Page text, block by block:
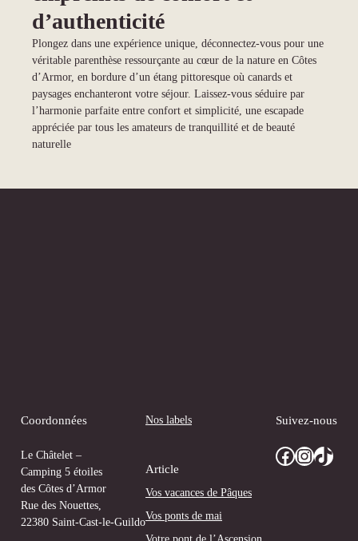
d’authenticité
Plongez dans une expérience unique, déconnectez-vous pour une
véritable parenthèse ressourçante au cœur de la nature en Côtes
d’Armor, en bordure d’un étang pittoresque où canards et
paysages enchanteront votre séjour. Laissez-vous séduire par
l’harmonie parfaite entre confort et simplicité, une escapade
appréciée par tous les amateurs de tranquillité et de beauté
naturelle
Coordonnées
Le Châtelet –
Camping 5 étoiles
des Côtes d’Armor
Rue des Nouettes,
22380 Saint-Cast-le-Guildo
Nos labels
Article
Vos vacances de Pâques
Vos ponts de mai
Suivez-nous
Facebook InstagramTikTok